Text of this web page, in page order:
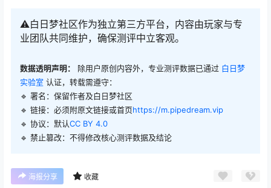
⚠️白日梦社区作为独立第三方平台，内容由玩家与专
业团队共同维护，确保测评中立客观。
数据透明声明： 除用户原创内容外，专业测评数据已通过 白日梦
实验室 认证，转载需遵守：
🔹 署名：保留作者及白日梦社区
🔹 链接：必须附原文链接或首页https://m.pipedream.vip
🔹 协议：默认CC BY 4.0
🔹 禁止篡改：不得修改核心测评数据及结论
海报分享 收藏